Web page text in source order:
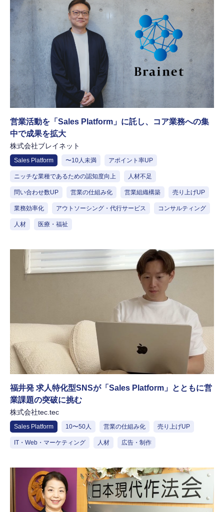
営業活動を「Sales Platform」に託し、コア業務への集
中で成果を拡大
株式会社ブレイネット
Sales Platform 〜10人未満 アポイント率UP
ニッチな業種であるための認知度向上 人材不足
問い合わせ数UP 営業の仕組み化 営業組織構築 売り上げUP
業務効率化 アウトソーシング・代行サービス コンサルティング
人材 医療・福祉
福井発 求人特化型SNSが「Sales Platform」とともに営
業課題の突破に挑む
株式会社tec.tec
Sales Platform 10〜50人 営業の仕組み化 売り上げUP
IT・Web・マーケティング 人材 広告・制作